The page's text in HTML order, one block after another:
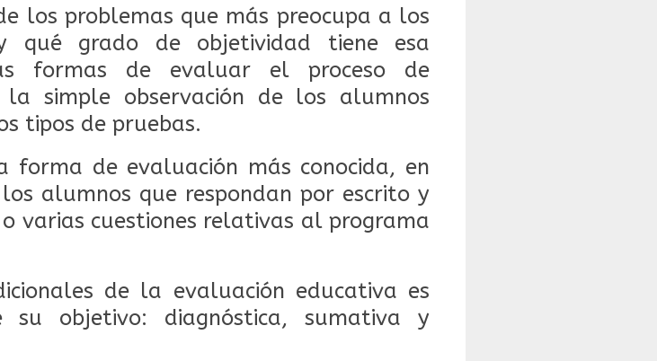
los problemas que más preocupa a los
qué grado de objetividad tiene esa
formas de evaluar el proceso de
la simple observación de los alumnos
tipos de pruebas.
forma de evaluación más conocida, en
alumnos que respondan por escrito y
varias cuestiones relativas al programa
de la evaluación educativa es
objetivo: diagnóstica, sumativa y